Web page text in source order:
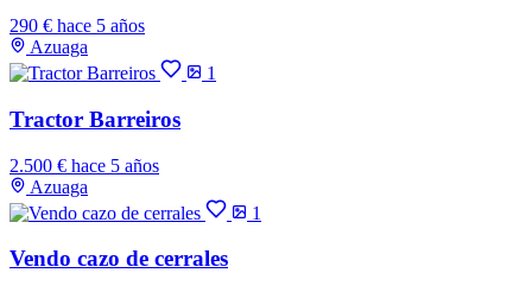
290 € hace 5 años
Azuaga
1
Tractor Barreiros
2.500 € hace 5 años
Azuaga
1
Vendo cazo de cerrales